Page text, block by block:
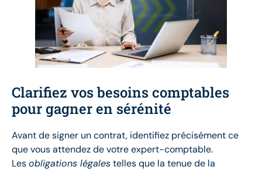
Clarifiez vos besoins comptables
pour gagner en sérénité
Avant de signer un contrat, identifiez précisément ce
que vous attendez de votre expert-comptable.
Lesobligations légalestelles que la tenue de la